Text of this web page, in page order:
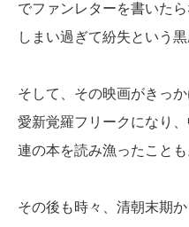
でファンレターを書いた
しまい過ぎて紛失という
そして、その映画がきっ
愛新覚羅フリークになり
連の本を読み漁ったことも
その後も時々、清朝末期